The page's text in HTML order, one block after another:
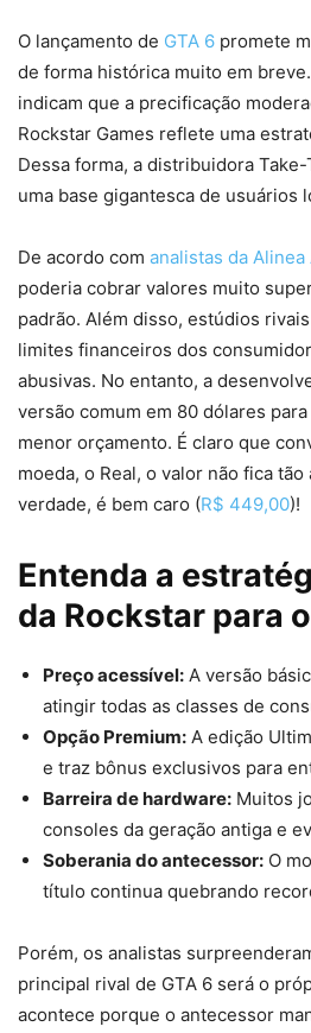
O lançamento de GTA 6 promete
de forma histórica muito em
indicam que a precificação
Rockstar Games reflete uma
Dessa forma, a distribuidora
uma base gigantesca de usuários
De acordo com analistas da Alinea
poderia cobrar valores muito
padrão. Além disso, estúdios
limites financeiros dos
abusivas. No entanto, a
versão comum em 80 dólares
menor orçamento. É claro que
moeda, o Real, o valor não fica
verdade, é bem caro (R$ 449,00)!
Entenda a
da Rockstar para
Preço acessível: A versão
atingir todas as classes de
Opção Premium: A edição
e traz bônus exclusivos para
Barreira de hardware: Muitos
consoles da geração antiga e
Soberania do antecessor: O
título continua quebrando
Porém, os analistas
principal rival de GTA 6 será o
acontece porque o antecessor